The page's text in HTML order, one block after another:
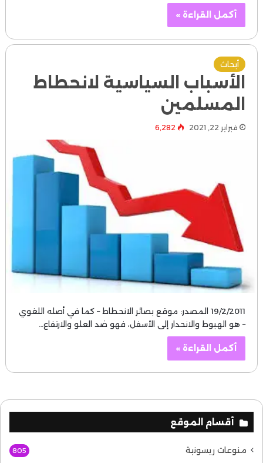
أكمل القراءة »
أبحاث
الأسباب السياسية لانحطاط
المسلمين
فبراير 22, 2021 6٬282
19/2/2011 المصدر: موقع بصائر الانحطاط – كما في أصله اللغوي
– هو الهبوط والانحدار إلى الأسفل، فهو ضد العلو والارتفاع…
أكمل القراءة »
أقسام الموقع
منوعات ريسونية 805